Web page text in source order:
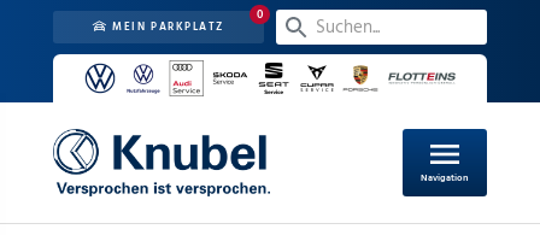
MEIN PARKPLATZ
0
menu
Navigation